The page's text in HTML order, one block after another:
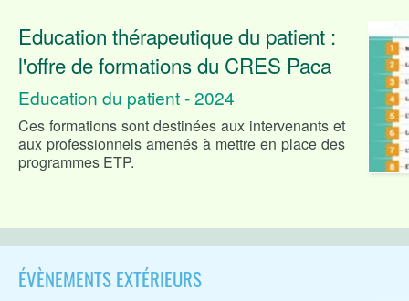
Education thérapeutique du patient :
l'offre de formations du CRES Paca
Education du patient - 2024
Ces formations sont destinées aux intervenants et
aux professionnels amenés à mettre en place des
programmes ETP.
ÉVÈNEMENTS EXTÉRIEURS